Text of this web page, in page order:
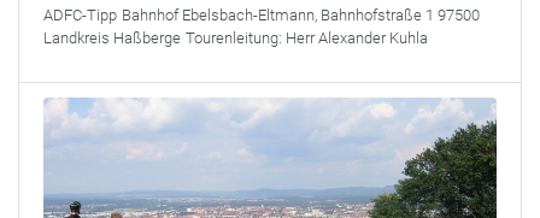
ADFC-Tipp Bahnhof Ebelsbach-Eltmann, Bahnhofstraße 1 97500
Landkreis Haßberge Tourenleitung: Herr Alexander Kuhla